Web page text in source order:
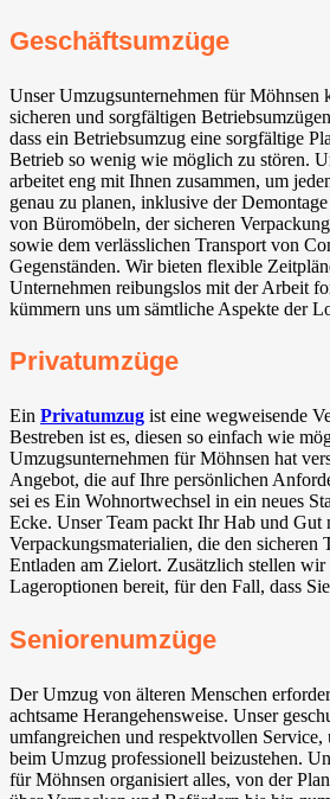
Geschäftsumzüge
Unser Umzugsunternehmen für Möhnsen
sicheren und sorgfältigen
dass ein Betriebsumzug eine sorgfältige
Betrieb so wenig wie möglich zu stören.
arbeitet eng mit Ihnen zusammen, um
genau zu planen, inklusive der
von Büromöbeln, der sicheren
sowie dem verlässlichen Transport von
Gegenständen. Wir bieten flexible
Unternehmen reibungslos mit der Arbeit
kümmern uns um sämtliche Aspekte der
Privatumzüge
Ein Privatumzug ist eine wegweisende
Bestreben ist es, diesen so einfach wie
Umzugsunternehmen für Möhnsen hat
Angebot, die auf Ihre persönlichen
sei es Ein Wohnortwechsel in ein neues
Ecke. Unser Team packt Ihr Hab und Gut
Verpackungsmaterialien, die den sicheren
Entladen am Zielort. Zusätzlich stellen wir
Lageroptionen bereit, für den Fall, dass
Seniorenumzüge
Der Umzug von älteren Menschen
achtsame Herangehensweise. Unser
umfangreichen und respektvollen Service,
beim Umzug professionell beizustehen.
für Möhnsen organisiert alles, von der